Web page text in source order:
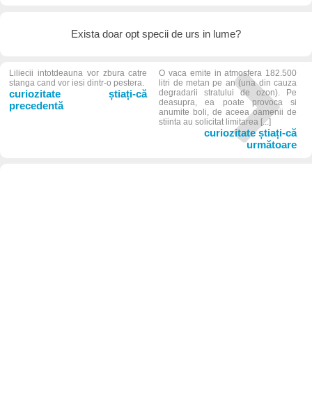
Exista doar opt specii de urs in lume?
Liliecii intotdeauna vor zbura catre
stanga cand vor iesi dintr-o pestera.
curiozitate știați-că
precedentă
O vaca emite in atmosfera 182.500
litri de metan pe an (una din cauza
degradarii stratului de ozon). Pe
deasupra, ea poate provoca si
anumite boli, de aceea oamenii de
stiinta au solicitat limitarea [...]
curiozitate știați-că
următoare